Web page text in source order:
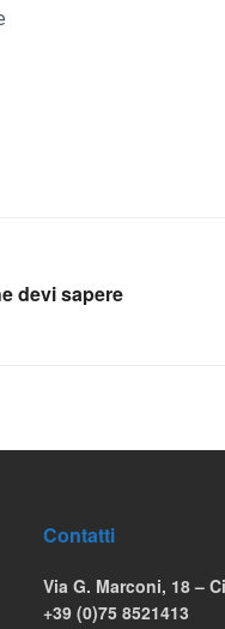
devi sapere
Contatti
Via G. Marconi, 18 –
+39 (0)75 8521413